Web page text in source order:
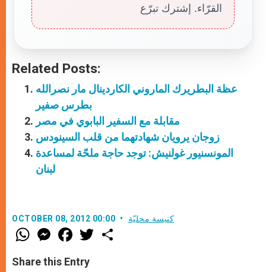
القرّاء. إشترك تبرّع
Related Posts:
عظة البطريرك الماروني الكاردينال مار نصرالله
بطرس صفير
مقابلة مع السفير البابوي في مصر
زوجان يرويان شهادتهما من قلب السينودس
المونسنيور غولنيش: توجد حاجة ملحّة لمساعدة
لبنان
OCTOBER 08, 2012 00:00 كنيسة محليّة
W
h
t
s
M
e
s
e
F
a
e
b
w
Share this Entry